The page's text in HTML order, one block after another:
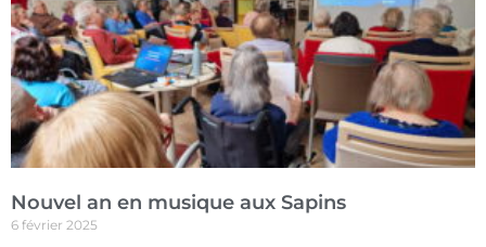
Nouvel an en musique aux Sapins
6 février 2025